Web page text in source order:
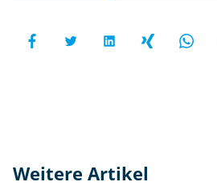
Weitere Artikel